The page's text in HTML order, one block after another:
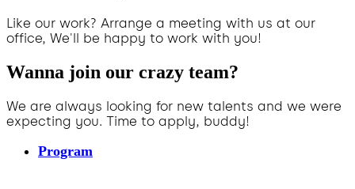
Like our work? Arrange a meeting with us at our
office, We'll be happy to work with you!
Wanna join our crazy team?
We are always looking for new talents and we were
expecting you. Time to apply, buddy!
Program